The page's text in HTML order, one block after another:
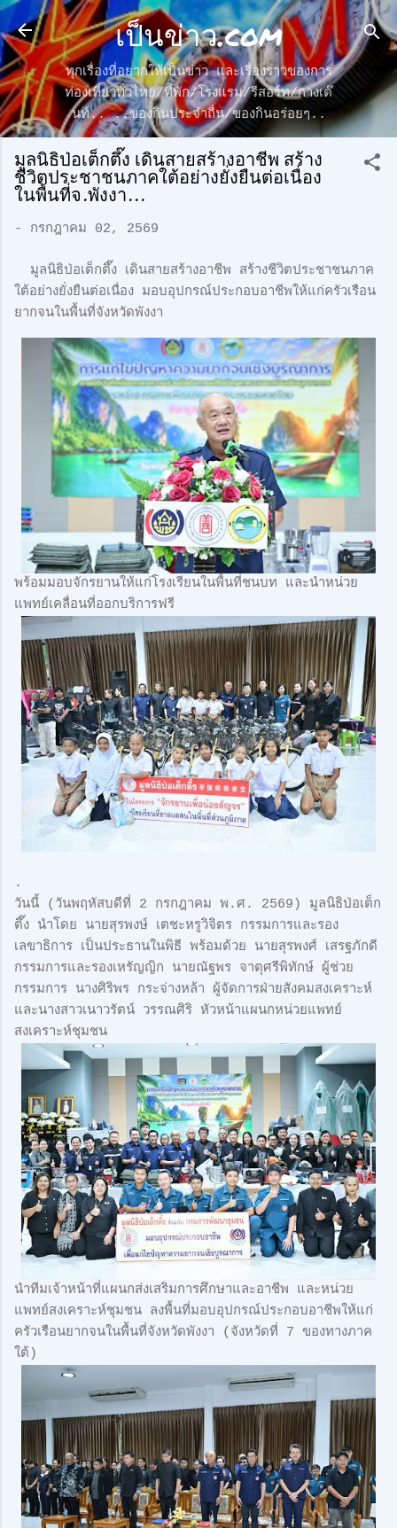
ข้ามไปที่เนื้อหาหลัก
เป็นข่าว.com
ทุกเรื่องที่อยากให้เป็นข่าว และเรื่องราวของการ
ท่องเที่ยวทั่วไทย/ที่พัก/โรงแรม/รีสอร์ท/กางเต๊
นท์.. ..ของกินประจำถื่น/ของกินอร่อยๆ..
มูลนิธิป่อเต็กตึ๊ง เดินสายสร้างอาชีพ สร้าง
ชีวิตประชาชนภาคใต้อย่างยั่งยืนต่อเนื่อง
ในพื้นที่จ.พังงา...
- กรกฎาคม 02, 2569
มูลนิธิป่อเต็กตึ๊ง เดินสายสร้างอาชีพ สร้างชีวิตประชาชนภาค
ใต้อย่างยั่งยืนต่อเนื่อง มอบอุปกรณ์ประกอบอาชีพให้แก่ครัวเรือน
ยากจนในพื้นที่จังหวัดพังงา
พร้อมมอบจักรยานให้แก่โรงเรียนในพื้นที่ชนบท และนำหน่วย
แพทย์เคลื่อนที่ออกบริการฟรี
.
วันนี้ (วันพฤหัสบดีที่ 2 กรกฎาคม พ.ศ. 2569) มูลนิธิป่อเต็ก
ตึ๊ง นำโดย นายสุรพงษ์ เตชะหรูวิจิตร กรรมการและรอง
เลขาธิการ เป็นประธานในพิธี พร้อมด้วย นายสุรพงศ์ เสรฐภักดี
กรรมการและรองเหรัญญิก นายณัฐพร จาตุศรีพิทักษ์ ผู้ช่วย
กรรมการ นางศิริพร กระจ่างหล้า ผู้จัดการฝ่ายสังคมสงเคราะห์
และนางสาวเนาวรัตน์ วรรณศิริ หัวหน้าแผนกหน่วยแพทย์
สงเคราะห์ชุมชน
นำทีมเจ้าหน้าที่แผนกส่งเสริมการศึกษาและอาชีพ และหน่วย
แพทย์สงเคราะห์ชุมชน ลงพื้นที่มอบอุปกรณ์ประกอบอาชีพให้แก่
ครัวเรือนยากจนในพื้นที่จังหวัดพังงา (จังหวัดที่ 7 ของทางภาค
ใต้)